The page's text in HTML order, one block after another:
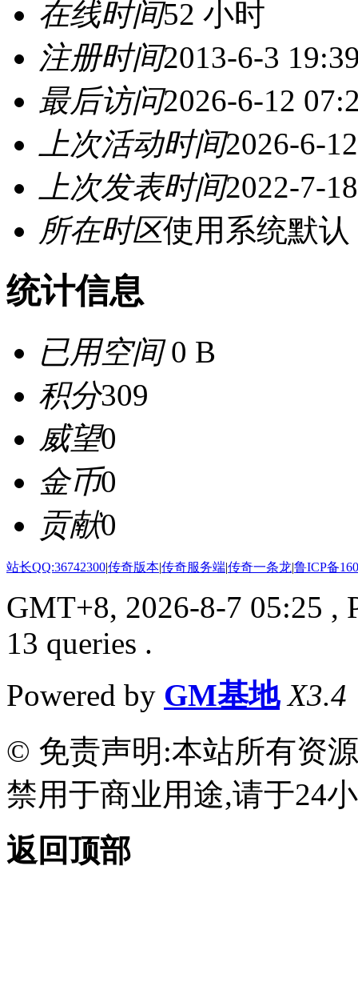
在线时间52 小时
注册时间2013-6-3
最后访问2026-6-12
上次活动时间2026-6-
上次发表时间2022-7-
所在时区使用系统默认
统计信息
已用空间0 B
积分309
威望0
金币0
贡献0
站长QQ:36742300|传奇版本|传奇服务端|传奇一条龙|鲁ICP备
GMT+8, 2026-8-7 05:25 ,
13 queries .
Powered by GM基地 X3.4
© 免责声明:本站所有资
禁用于商业用途,请于24
返回顶部